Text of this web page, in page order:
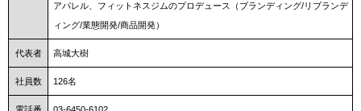
アパレル、フィットネスジムのプロデュース（ブランディング/リブランデ
ィング/業態開発/商品開発）
代表者 高城大樹
社員数 126名